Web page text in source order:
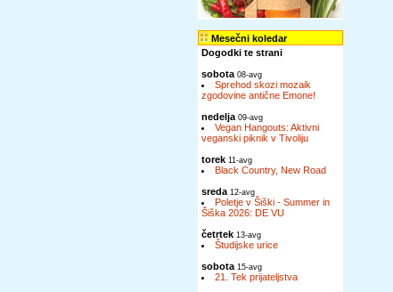
Mesečni koledar
Dogodki te strani
sobota 08-avg
Sprehod skozi mozaik
zgodovine antične Emone!
nedelja 09-avg
Vegan Hangouts: Aktivni
veganski piknik v Tivoliju
torek 11-avg
Black Country, New Road
sreda 12-avg
Poletje v Šiški - Summer in
Šiška 2026: DE VU
četrtek 13-avg
Študijske urice
sobota 15-avg
21. Tek prijateljstva